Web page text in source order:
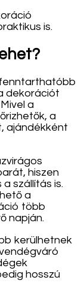
is.
dekorációt
a
a
ajándékként
hiszen
szállítás is.
a
több
napján.
kerülhetnek
hosszú